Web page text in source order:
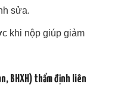
sửa.
khi nộp giúp giảm
BHXH) thẩm định liên